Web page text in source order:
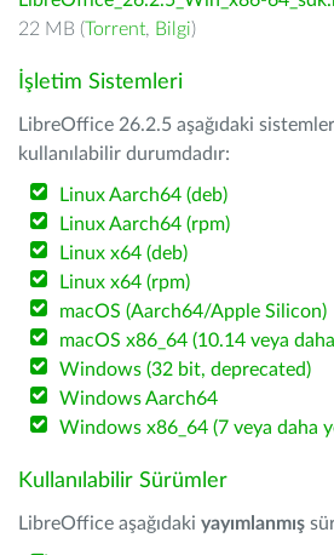
22 MB (Torrent, Bilgi)
İşletim Sistemleri
LibreOffice 26.2.5 aşağıdaki
kullanılabilir durumdadır:
Linux Aarch64 (deb)
Linux Aarch64 (rpm)
Linux x64 (deb)
Linux x64 (rpm)
macOS (Aarch64/Apple Silicon)
macOS x86_64 (10.14 veya
Windows (32 bit, deprecated)
Windows Aarch64
Windows x86_64 (7 veya daha
Kullanılabilir Sürümler
LibreOffice aşağıdaki yayımlanmış